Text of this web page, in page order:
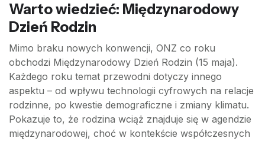
Warto wiedzieć: Międzynarodowy
Dzień Rodzin
Mimo braku nowych konwencji, ONZ co roku
obchodzi Międzynarodowy Dzień Rodzin (15 maja).
Każdego roku temat przewodni dotyczy innego
aspektu – od wpływu technologii cyfrowych na relacje
rodzinne, po kwestie demograficzne i zmiany klimatu.
Pokazuje to, że rodzina wciąż znajduje się w agendzie
międzynarodowej, choć w kontekście współczesnych